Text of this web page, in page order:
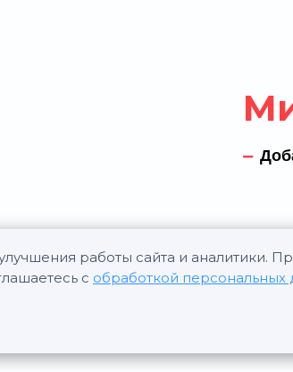
работы сайта и аналитики.
с обработкой персональных